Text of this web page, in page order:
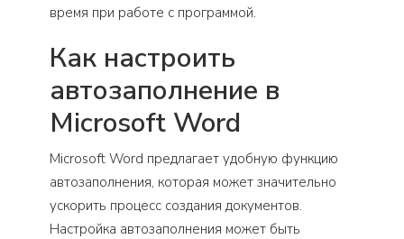
время при работе с программой.
Как настроить
автозаполнение в
Microsoft Word
Microsoft Word предлагает удобную функцию
автозаполнения, которая может значительно
ускорить процесс создания документов.
Настройка автозаполнения может быть